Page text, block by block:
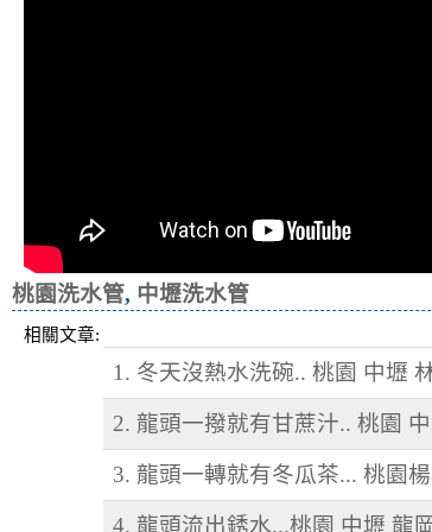
桃園洗水管, 中壢洗水管
相關文章:
1. 冬天沒熱水洗碗.. 桃園 中壢
2. 龍頭一撥就有甘蔗汁.. 桃園
3. 龍頭一轉就有冬瓜茶... 桃園
4. 龍頭流出銹水...桃園 中壢 龍